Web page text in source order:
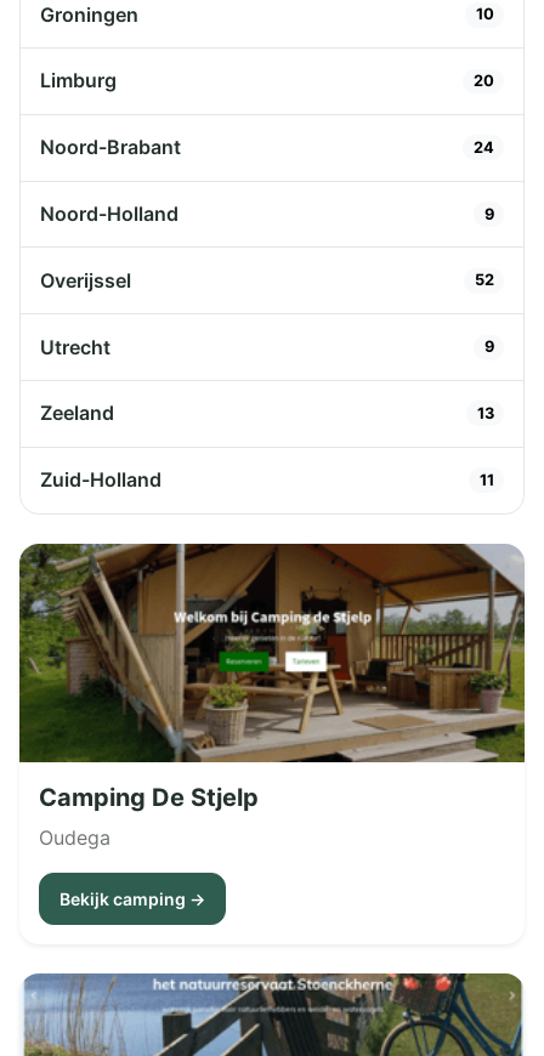
Groningen 10
Limburg 20
Noord-Brabant 24
Noord-Holland 9
Overijssel 52
Utrecht 9
Zeeland 13
Zuid-Holland 11
Camping De Stjelp
Oudega
Bekijk camping →